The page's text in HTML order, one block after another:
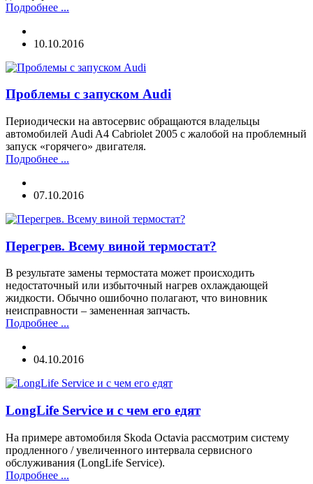
Подробнее ...
10.10.2016
Проблемы с запуском Audi
Периодически на автосервис обращаются владельцы
автомобилей Audi A4 Cabriolet 2005 с жалобой на проблемный
запуск «горячего» двигателя.
Подробнее ...
07.10.2016
Перегрев. Всему виной термостат?
В результате замены термостата может происходить
недостаточный или избыточный нагрев охлаждающей
жидкости. Обычно ошибочно полагают, что виновник
неисправности – замененная запчасть.
Подробнее ...
04.10.2016
LongLife Service и с чем его едят
На примере автомобиля Skoda Octavia рассмотрим систему
продленного / увеличенного интервала сервисного
обслуживания (LongLife Service).
Подробнее ...